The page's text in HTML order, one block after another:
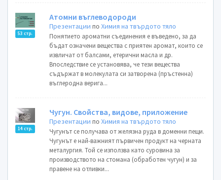
53 стр.
Атомни въглеводороди
Презентации поХимия на твърдото тяло
Понятието ароматни съединения е въведено, за да
бъдат означени вещества с приятен аромат, които се
извличат от балсами, етерични масла и др.
Впоследствие се установява, че тези вещества
съдържат в молекулата си затворена (пръстенна)
въглеродна верига...
14 стр.
Чугун. Свойства, видове, приложение
Презентации поХимия на твърдото тяло
Чугунът се получава от желязна руда в доменни пещи.
Чугунът е най-важният първичен продукт на черната
металургия. Той се използва като суровина за
производството на стомана (обработен чугун) и за
правене на отливки...